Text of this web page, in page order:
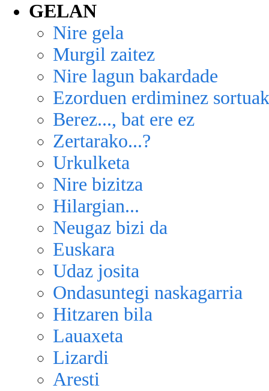
GELAN
Nire gela
Murgil zaitez
Nire lagun bakardade
Ezorduen erdiminez sortuak
Berez..., bat ere ez
Zertarako...?
Urkulketa
Nire bizitza
Hilargian...
Neugaz bizi da
Euskara
Udaz josita
Ondasuntegi naskagarria
Hitzaren bila
Lauaxeta
Lizardi
Aresti